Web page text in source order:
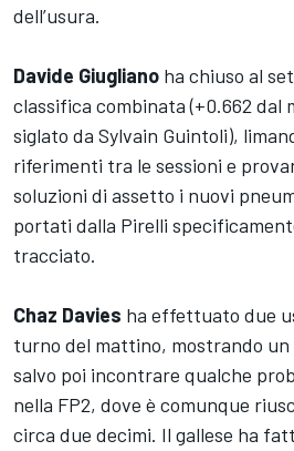
dell’usura.
Davide Giugliano ha chiuso al
classifica combinata (+0.662 dal
siglato da Sylvain Guintoli),
riferimenti tra le sessioni e
soluzioni di assetto i nuovi
portati dalla Pirelli
tracciato.
Chaz Davies ha effettuato due
turno del mattino, mostrando un
salvo poi incontrare qualche
nella FP2, dove è comunque
circa due decimi. Il gallese ha